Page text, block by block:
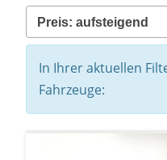
In Ihrer aktuellen
Fahrzeuge: